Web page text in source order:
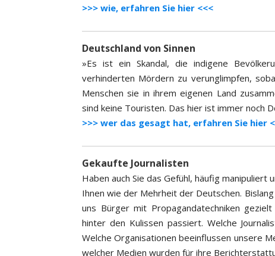
>>> wie, erfahren Sie hier <<<
Deutschland von Sinnen
»Es ist ein Skandal, die indigene
verhinderten Mördern zu verunglimpfen,
Menschen sie in ihrem eigenen Land
sind keine Touristen. Das hier ist immer noch
>>> wer das gesagt hat, erfahren Sie hier
Gekaufte Journalisten
Haben auch Sie das Gefühl, häufig
Ihnen wie der Mehrheit der Deutschen.
uns Bürger mit Propagandatechniken
hinter den Kulissen passiert. Welche
Welche Organisationen beeinflussen unsere
welcher Medien wurden für ihre